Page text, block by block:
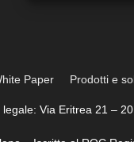
Paper Prodotti e
Via Eritrea 21 –